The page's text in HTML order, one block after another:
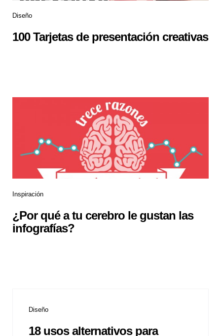
Diseño
100 Tarjetas de presentación creativas
Inspiración
¿Por qué a tu cerebro le gustan las
infografías?
Diseño
18 usos alternativos para